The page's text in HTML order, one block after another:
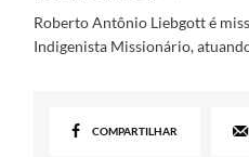
Roberto Antônio Liebgott é
Indigenista Missionário,
COMPARTILHAR